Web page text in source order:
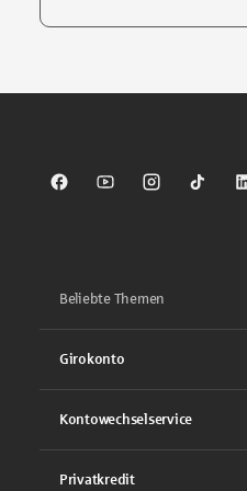
Sparkasse auf Facebook
Sparkasse aufSparkasse auf
Beliebte Themen
Girokonto
Kontowechselservice
Privatkredit